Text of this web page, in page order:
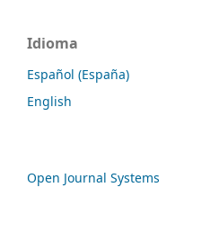
Idioma
Español (España)
English
Open Journal Systems